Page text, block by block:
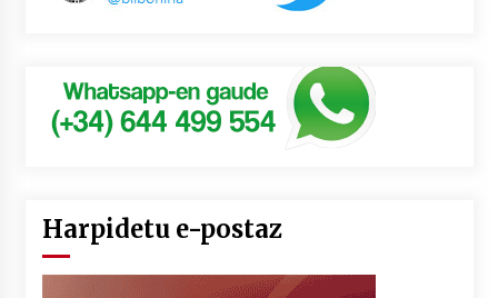
Harpidetu e-postaz